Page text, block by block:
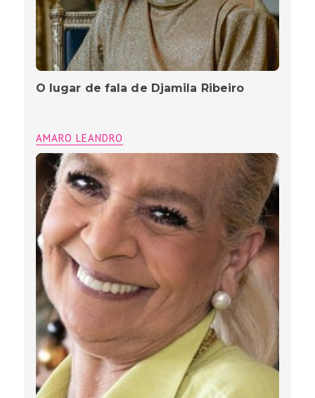
O lugar de fala de Djamila Ribeiro
AMARO LEANDRO